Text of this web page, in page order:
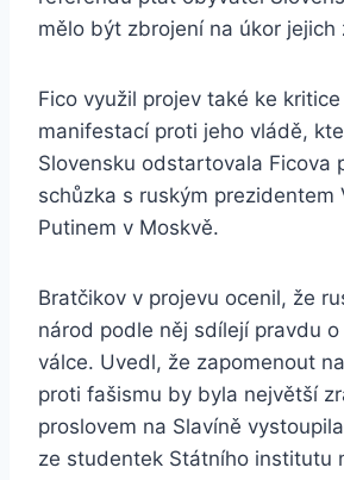
mělo být zbrojení na úkor jejich
Fico využil projev také ke
manifestací proti jeho vládě,
Slovensku odstartovala Ficova
schůzka s ruským prezidentem
Putinem v Moskvě.
Bratčikov v projevu ocenil, že
národ podle něj sdílejí pravdu
válce. Uvedl, že zapomenout
proti fašismu by byla největší
proslovem na Slavíně
ze studentek Státního institutu